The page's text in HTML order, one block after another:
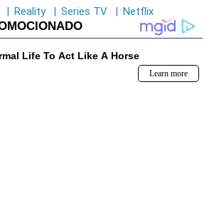
| Reality | Series TV | Netflix